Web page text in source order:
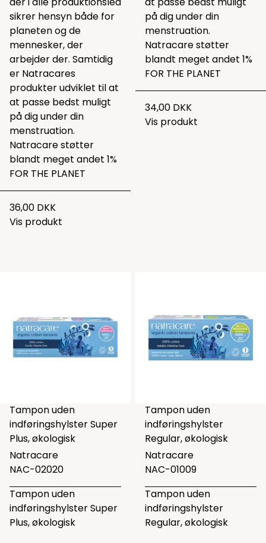
sikrer hensyn både for
planeten og de
mennesker, der
arbejder der. Samtidig
er Natracares
produkter udviklet til at
at passe bedst muligt
på dig under din
menstruation.
Natracare støtter
blandt meget andet 1%
FOR THE PLANET
36,00 DKK
Vis produkt
på dig under din
menstruation.
Natracare støtter
blandt meget andet 1%
FOR THE PLANET
34,00 DKK
Vis produkt
Tampon uden
indføringshylster Super
Plus, økologisk
Natracare
NAC-02020
Tampon uden
indføringshylster Super
Plus, økologisk
Tampon uden
indføringshylster
Regular, økologisk
Natracare
NAC-01009
Tampon uden
indføringshylster
Regular, økologisk